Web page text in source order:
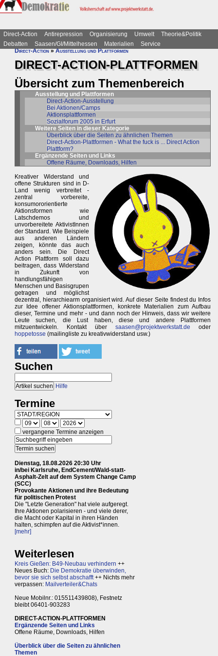
Direct-Action Antirepression Organisierung Umwelt
Theorie&Politik
Debatten
Saasen/GI/Mittelhessen Materialien
Service
Direct-Action»Ausstellung und Plattformen
DIRECT-ACTION-PLATTFORMEN
Übersicht zum Themenbereich
Ausstellung und Plattformen
Direct-Action-Ausstellung
Bei Aktionen/Camps
Aktionsplattformen
Sozialforum 2005 in Erfurt
Weitere Seiten in dieser Kategorie
Überblick über die Seiten zu ähnlichen Themen
Direct-Action-Plattformen - What the fuck is ... Direct Action
Plattform?
Ergänzende Seiten und Links
Offene Räume, Downloads, Hilfen
Kreativer Widerstand und
offene Strukturen sind in D-
Land wenig verbreitet -
zentral vorbereite,
konsumororientierte
Aktionsformen wie
Latschdemos und
unvorbereitete AktivistInnen
der Standard. Wie Beispiele
aus anderen Ländern
zeigen, könnte das auch
anders sein. Die Direct
Action Plattform soll dazu
beitragen, dass Widerstand
in Zukunft von
handlungsfähigen
Menschen und Basisgrupen
getragen und möglichst
dezentral, hierarchiearm organisiert wird. Auf dieser Seite findest du Infos
zur Idee offener Aktionsplattformen, konkrete Materialien zum Aufbau
dieser, Termine und mehr - und dann noch der Hinweis, dass wir weitere
Leute suchen, die Lust haben, diese und andere Plattformen
mitzuentwickeln. Kontakt übersaasen@projektwerkstatt.de oder
hoppetosse (mailingliste zu kreativwiderstand usw.)
Suchen
Hilfe
Termine
vergangene Termine anzeigen
Dienstag, 18.08.2026 20:30 Uhr
in/bei Karlsruhe, EndCement/Wald-statt-
Asphalt-Zelt auf dem System Change Camp
(SCC)
Provokante Aktionen und ihre Bedeutung
für politischen Protest
Die "Letzte Generation" hat viele aufgeregt.
Ihre Aktionen polarisieren - und viele derer,
die Macht oder Kapital in ihren Händen
halten, schimpfen auf die Aktivist*innen.
[mehr]
Weiterlesen
Kreis Gießen: B49-Neubau verhindern ++
Neues Buch: Die Demokratie überwinden,
bevor sie sich selbst abschafft++ Nichts mehr
verpassen: Mailverteiler&Chats
Neue Mobilnr.: 015511439808), Festnetz
bleibt 06401-903283
DIRECT-ACTION-PLATTFORMEN
Ergänzende Seiten und Links
Offene Räume, Downloads, Hilfen
Überblick über die Seiten zu ähnlichen
Themen